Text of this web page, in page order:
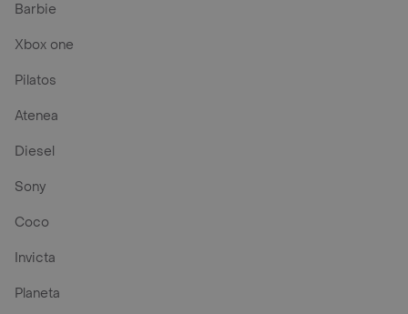
Barbie
Xbox one
Pilatos
Atenea
Diesel
Sony
Coco
Invicta
Planeta